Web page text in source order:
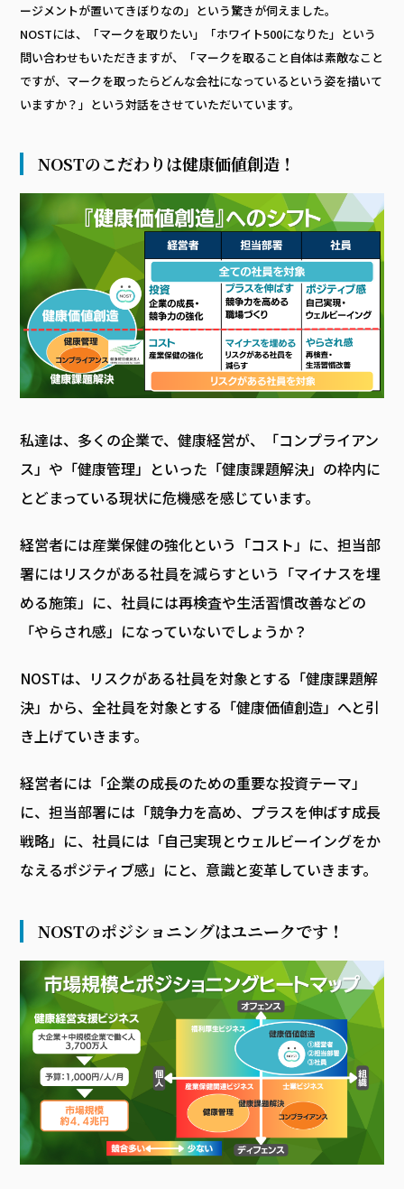
ージメントが置いてきぼりなの」という驚きが伺えました。
NOSTには、「マークを取りたい」「ホワイト500になりた」という
問い合わせもいただきますが、「マークを取ること自体は素敵なこと
ですが、マークを取ったらどんな会社になっているという姿を描いて
いますか？」という対話をさせていただいています。
NOSTのこだわりは健康価値創造！
私達は、多くの企業で、健康経営が、「コンプライアン
ス」や「健康管理」といった「健康課題解決」の枠内に
とどまっている現状に危機感を感じています。
経営者には産業保健の強化という「コスト」に、担当部
署にはリスクがある社員を減らすという「マイナスを埋
める施策」に、社員には再検査や生活習慣改善などの
「やらされ感」になっていないでしょうか？
NOSTは、リスクがある社員を対象とする「健康課題解
決」から、全社員を対象とする「健康価値創造」へと引
き上げていきます。
経営者には「企業の成長のための重要な投資テーマ」
に、担当部署には「競争力を高め、プラスを伸ばす成長
戦略」に、社員には「自己実現とウェルビーイングをか
なえるポジティブ感」にと、意識と変革していきます。
NOSTのポジショニングはユニークです！